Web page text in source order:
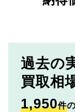
過去の
買取相
1,950件